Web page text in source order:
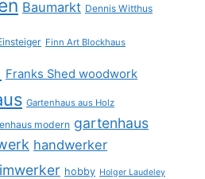
Baumarkt Dennis Witthus
Finn Art Blockhaus
Franks Shed woodwork
Gartenhaus aus Holz
modern gartenhaus
handwerker
hobby Holger Laudeley